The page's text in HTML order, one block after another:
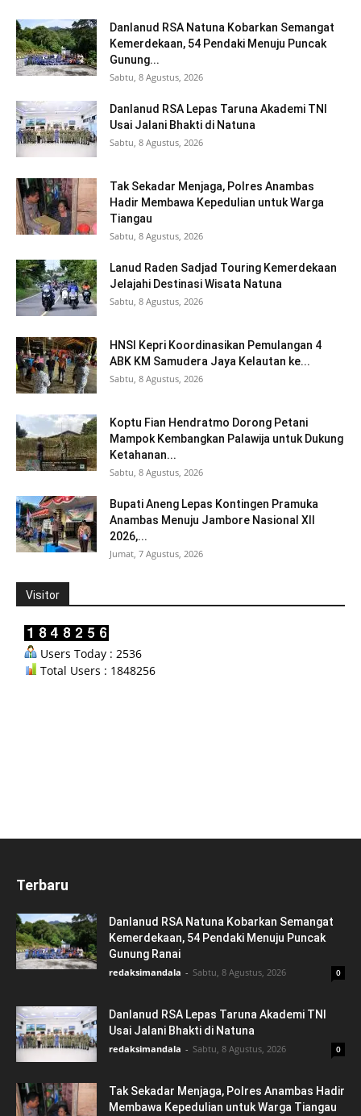
Danlanud RSA Natuna Kobarkan Semangat
Kemerdekaan, 54 Pendaki Menuju Puncak
Gunung...
Sabtu, 8 Agustus, 2026
Danlanud RSA Lepas Taruna Akademi TNI
Usai Jalani Bhakti di Natuna
Sabtu, 8 Agustus, 2026
Tak Sekadar Menjaga, Polres Anambas
Hadir Membawa Kepedulian untuk Warga
Tiangau
Sabtu, 8 Agustus, 2026
Lanud Raden Sadjad Touring Kemerdekaan
Jelajahi Destinasi Wisata Natuna
Sabtu, 8 Agustus, 2026
HNSI Kepri Koordinasikan Pemulangan 4
ABK KM Samudera Jaya Kelautan ke...
Sabtu, 8 Agustus, 2026
Koptu Fian Hendratmo Dorong Petani
Mampok Kembangkan Palawija untuk Dukung
Ketahanan...
Sabtu, 8 Agustus, 2026
Bupati Aneng Lepas Kontingen Pramuka
Anambas Menuju Jambore Nasional XII
2026,...
Jumat, 7 Agustus, 2026
Visitor
Users Today : 2536
Total Users : 1848256
Terbaru
Danlanud RSA Natuna Kobarkan Semangat
Kemerdekaan, 54 Pendaki Menuju Puncak
Gunung Ranai
redaksimandala - Sabtu, 8 Agustus, 2026 0
Danlanud RSA Lepas Taruna Akademi TNI
Usai Jalani Bhakti di Natuna
redaksimandala - Sabtu, 8 Agustus, 2026 0
Tak Sekadar Menjaga, Polres Anambas Hadir
Membawa Kepedulian untuk Warga Tiangau